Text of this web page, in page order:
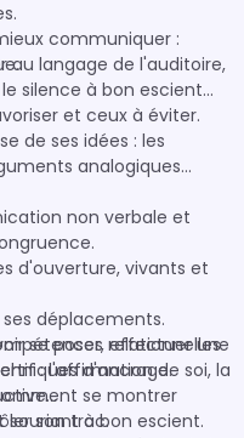
communiquer :
au langage de l'auditoire,
silence à bon escient...
et ceux à éviter.
de ses idées : les
analogiques...
non verbale et
d'ouverture, vivants et
déplacements.
se poser, effectuer une
d'ancrage.
se montrer
souriant à bon escient.
relationnelles
: l'affirmation de soi, la
son trac.